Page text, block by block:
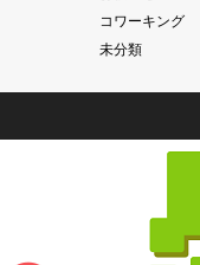
コワーキング
未分類